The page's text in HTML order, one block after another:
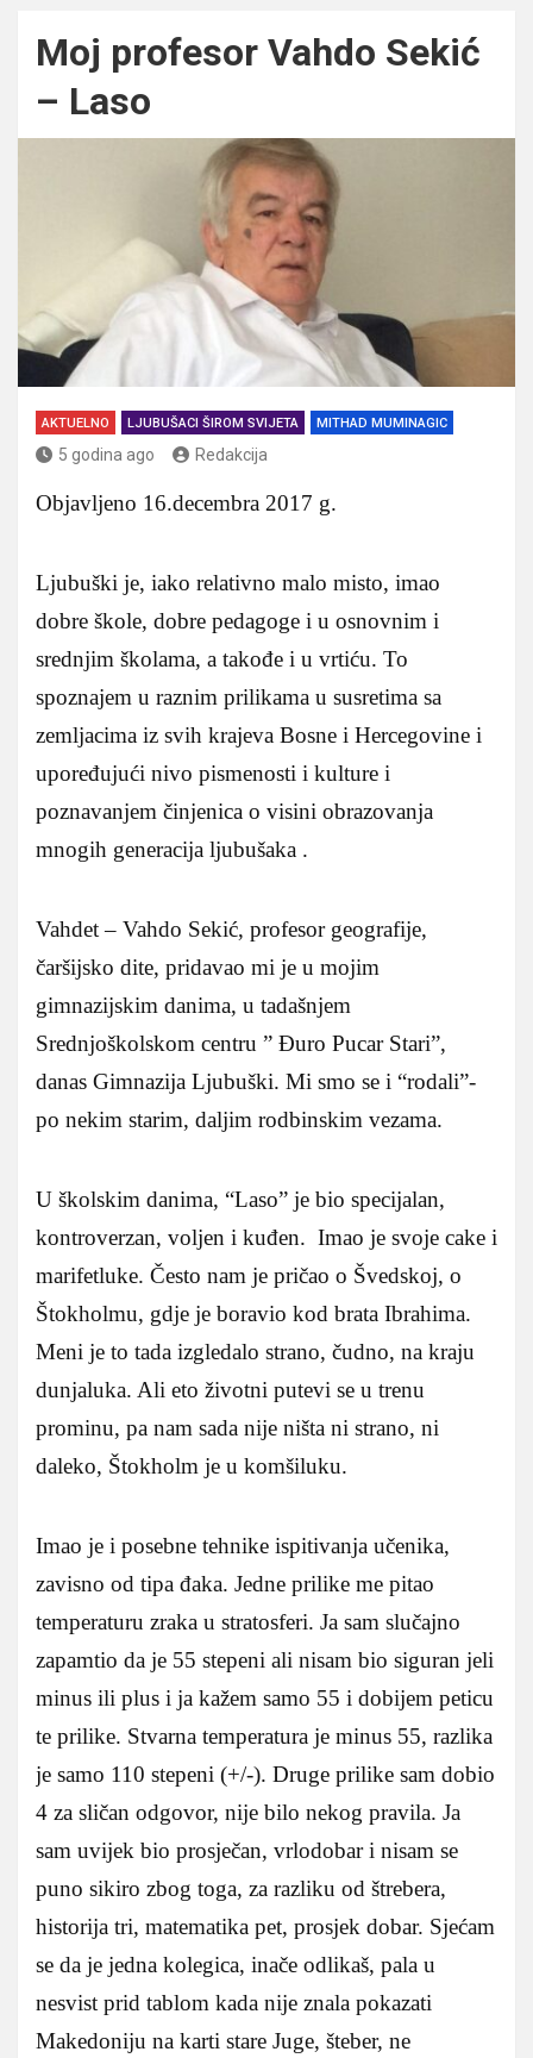
Moj profesor Vahdo Sekić
– Laso
AKTUELNO LJUBUŠACI ŠIROM SVIJETA MITHAD MUMINAGIC
5 godina ago Redakcija
Objavljeno 16.decembra 2017 g.
Ljubuški je, iako relativno malo misto, imao
dobre škole, dobre pedagoge i u osnovnim i
srednjim školama, a takođe i u vrtiću. To
spoznajem u raznim prilikama u susretima sa
zemljacima iz svih krajeva Bosne i Hercegovine i
upoređujući nivo pismenosti i kulture i
poznavanjem činjenica o visini obrazovanja
mnogih generacija ljubušaka .
Vahdet – Vahdo Sekić, profesor geografije,
čaršijsko dite, pridavao mi je u mojim
gimnazijskim danima, u tadašnjem
Srednjoškolskom centru ” Đuro Pucar Stari”,
danas Gimnazija Ljubuški. Mi smo se i “rodali”-
po nekim starim, daljim rodbinskim vezama.
U školskim danima, “Laso” je bio specijalan,
kontroverzan, voljen i kuđen. Imao je svoje cake i
marifetluke. Često nam je pričao o Švedskoj, o
Štokholmu, gdje je boravio kod brata Ibrahima.
Meni je to tada izgledalo strano, čudno, na kraju
dunjaluka. Ali eto životni putevi se u trenu
prominu, pa nam sada nije ništa ni strano, ni
daleko, Štokholm je u komšiluku.
Imao je i posebne tehnike ispitivanja učenika,
zavisno od tipa đaka. Jedne prilike me pitao
temperaturu zraka u stratosferi. Ja sam slučajno
zapamtio da je 55 stepeni ali nisam bio siguran jeli
minus ili plus i ja kažem samo 55 i dobijem peticu
te prilike. Stvarna temperatura je minus 55, razlika
je samo 110 stepeni (+/-). Druge prilike sam dobio
4 za sličan odgovor, nije bilo nekog pravila. Ja
sam uvijek bio prosječan, vrlodobar i nisam se
puno sikiro zbog toga, za razliku od štrebera,
historija tri, matematika pet, prosjek dobar. Sjećam
se da je jedna kolegica, inače odlikaš, pala u
nesvist prid tablom kada nije znala pokazati
Makedoniju na karti stare Juge, šteber, ne